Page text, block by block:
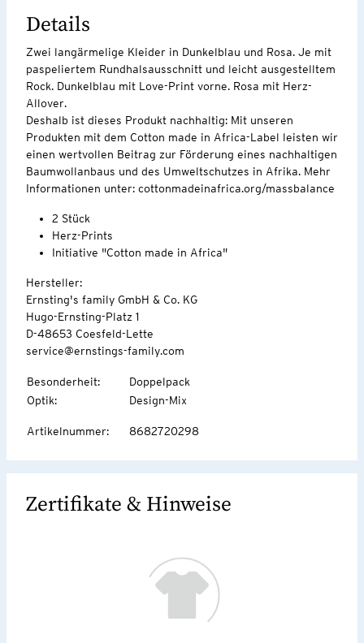
Details
Zwei langärmelige Kleider in Dunkelblau und Rosa. Je mit
paspeliertem Rundhalsausschnitt und leicht ausgestelltem
Rock. Dunkelblau mit Love-Print vorne. Rosa mit Herz-
Allover.
Deshalb ist dieses Produkt nachhaltig: Mit unseren
Produkten mit dem Cotton made in Africa-Label leisten wir
einen wertvollen Beitrag zur Förderung eines nachhaltigen
Baumwollanbaus und des Umweltschutzes in Afrika. Mehr
Informationen unter: cottonmadeinafrica.org/massbalance
2 Stück
Herz-Prints
Initiative "Cotton made in Africa"
Hersteller:
Ernsting's family GmbH & Co. KG
Hugo-Ernsting-Platz 1
D-48653 Coesfeld-Lette
service@ernstings-family.com
Besonderheit:
Doppelpack
Optik: Design-Mix
Artikelnummer: 8682720298
Zertifikate & Hinweise